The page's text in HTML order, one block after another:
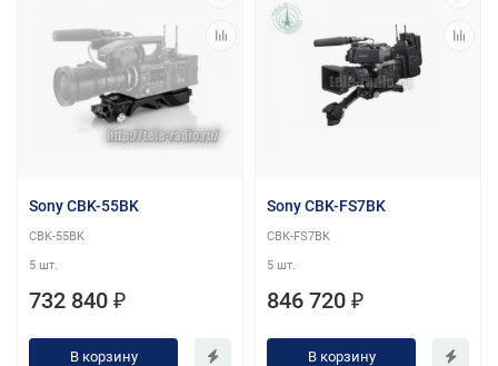
Sony CBK-55BK
CBK-55BK
5 шт.
732 840 ₽
В корзину
Sony CBK-FS7BK
CBK-FS7BK
5 шт.
846 720 ₽
В корзину